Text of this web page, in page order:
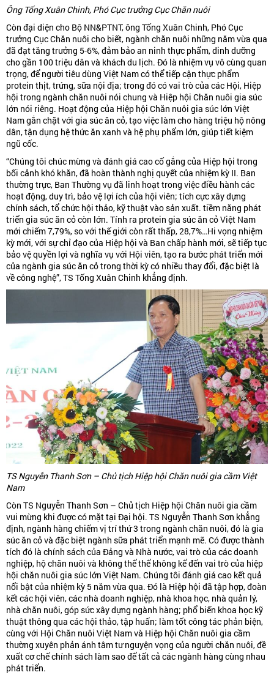
Ông Tống Xuân Chinh, Phó Cục trưởng Cục Chăn nuôi
Còn đại diện cho Bộ NN&PTNT, ông Tống Xuân Chinh, Phó Cục
trưởng Cục Chăn nuôi cho biết, ngành chăn nuôi những năm vừa qua
đã đạt tăng trưởng 5-6%, đảm bảo an ninh thực phẩm, dinh dưỡng
cho gần 100 triệu dân và khách du lịch. Đó là nhiệm vụ vô cùng quan
trọng, để người tiêu dùng Việt Nam có thể tiếp cận thực phẩm
protein thịt, trứng, sữa nội địa; trong đó có vai trò của các Hội, Hiệp
hội trong ngành chăn nuôi nói chung và Hiệp hội Chăn nuôi gia súc
lớn nói riêng. Hoạt động của Hiệp hội Chăn nuôi gia súc lớn Việt
Nam gắn chặt với gia súc ăn cỏ, tạo việc làm cho hàng triệu hộ nông
dân, tận dụng hệ thức ăn xanh và hệ phụ phẩm lớn, giúp tiết kiệm
ngũ cốc.
“Chúng tôi chúc mừng và đánh giá cao cố gắng của Hiệp hội trong
bối cảnh khó khăn, đã hoàn thành nghị quyết của nhiệm kỳ II. Ban
thường trực, Ban Thường vụ đã linh hoạt trong việc điều hành các
hoạt động, duy trì, bảo vệ lợi ích của hội viên; tích cực xây dựng
chính sách, tổ chức hội thảo, kỹ thuật vào sản xuất. tiềm năng phát
triển gia súc ăn cỏ còn lớn. Tính ra protein gia súc ăn cỏ Việt Nam
mới chiếm 7,79%, so với thế giới còn rất thấp, 28,7%…Hi vọng nhiệm
kỳ mới, với sự chỉ đạo của Hiệp hội và Ban chấp hành mới, sẽ tiếp tục
bảo vệ quyền lợi và nghĩa vụ với Hội viên, tạo ra bước phát triển mới
của ngành gia súc ăn cỏ trong thời kỳ có nhiều thay đổi, đặc biệt là
về công nghệ”, TS Tống Xuân Chinh khẳng định.
TS Nguyễn Thanh Sơn – Chủ tịch Hiệp hội Chăn nuôi gia cầm Việt
Nam
Còn TS Nguyễn Thanh Sơn – Chủ tịch Hiệp hội Chăn nuôi gia cầm
vui mừng khi được có mặt tại Đại hội. TS Nguyễn Thanh Sơn khẳng
định, ngành hàng chiếm vị trí thứ 3 trong ngành chăn nuôi, đó là gia
súc ăn cỏ và đặc biệt ngành sữa phát triển mạnh mẽ. Có được thành
tích đó là chính sách của Đảng và Nhà nước, vai trò của các doanh
nghiệp, hộ chăn nuôi và không thể thể không kể đến vai trò của hiệp
hội chăn nuôi gia súc lớn Việt Nam. Chúng tôi đánh giá cao kết quả
nổi bật của nhiệm kỳ 5 năm vừa qua. Đó là Hiệp hội đã tập hợp, đoàn
kết các hội viên, các nhà doanh nghiệp, nhà khoa học, nhà quản lý,
nhà chăn nuôi, góp sức xây dựng ngành hàng; phổ biến khoa học kỹ
thuật thông qua các hội thảo, tập huấn; làm tốt công tác phản biện,
cùng với Hội Chăn nuôi Việt Nam và Hiệp hội Chăn nuôi gia cầm
thường xuyên phản ánh tâm tư nguyện vọng của người chăn nuôi, đề
xuất cơ chế chính sách làm sao để tất cả các ngành hàng cùng nhau
phát triển.